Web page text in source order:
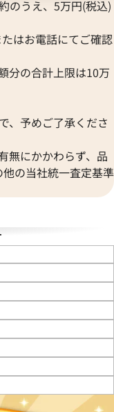
盤
価格
のうえ、5万円(税込)
はお電話にてご確認
分の合計上限は10万
、予めご了承くださ
無にかかわらず、品
の当社統一査定基準
鹿児島県